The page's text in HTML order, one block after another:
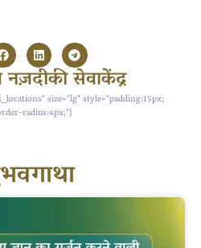
सेवाकेंद्र
size="lg" style="padding:15px;
radius:4px;"]